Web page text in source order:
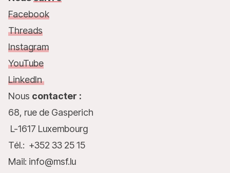
Facebook
Threads
Instagram
YouTube
LinkedIn
Nous contacter :
68, rue de Gasperich
L-1617 Luxembourg
Tél.: +352 33 25 15
Mail: info@msf.lu